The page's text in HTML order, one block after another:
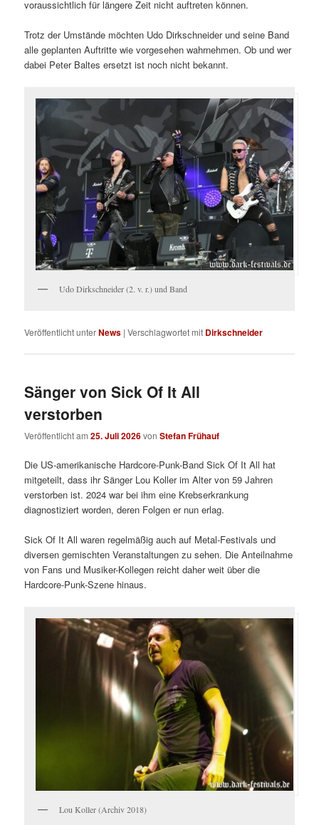
voraussichtlich für längere Zeit nicht auftreten können.
Trotz der Umstände möchten Udo Dirkschneider und seine Band
alle geplanten Auftritte wie vorgesehen wahrnehmen. Ob und wer
dabei Peter Baltes ersetzt ist noch nicht bekannt.
Udo Dirkschneider (2. v. r.) und Band
Veröffentlicht unterNews |Verschlagwortet mit Dirkschneider
Sänger von Sick Of It All
verstorben
Veröffentlicht am25. Juli 2026vonStefan Frühauf
Die US-amerikanische Hardcore-Punk-Band Sick Of It All hat
mitgeteilt, dass ihr Sänger Lou Koller im Alter von 59 Jahren
verstorben ist. 2024 war bei ihm eine Krebserkrankung
diagnostiziert worden, deren Folgen er nun erlag.
Sick Of It All waren regelmäßig auch auf Metal-Festivals und
diversen gemischten Veranstaltungen zu sehen. Die Anteilnahme
von Fans und Musiker-Kollegen reicht daher weit über die
Hardcore-Punk-Szene hinaus.
Lou Koller (Archiv 2018)